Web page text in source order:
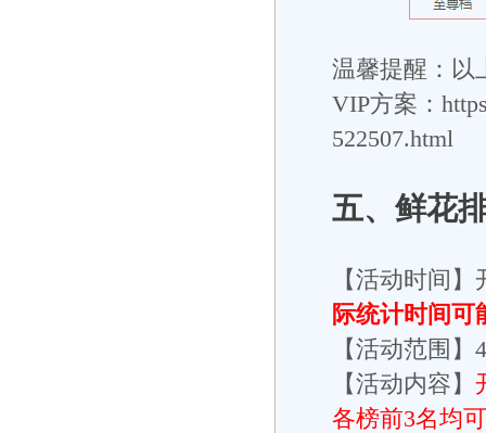
温馨提醒：以
VIP方案：
522507.html
五、 鲜花
【活动时间】
际统计时间可
【活动范围】
【活动内容】
各榜前3名均